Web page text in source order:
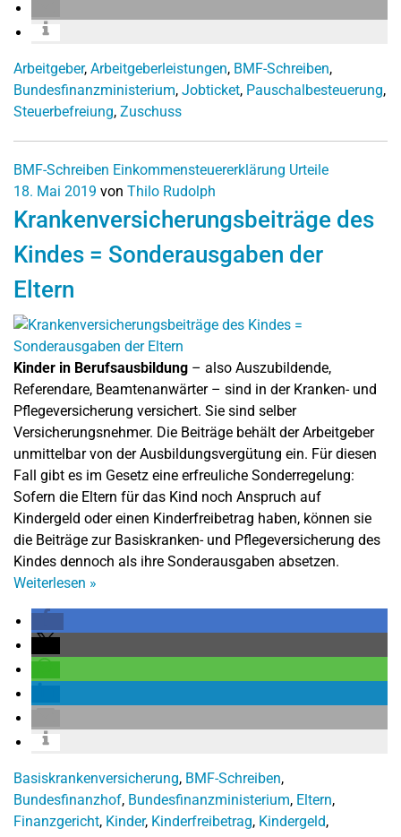
Arbeitgeber, Arbeitgeberleistungen, BMF-Schreiben,
Bundesfinanzministerium, Jobticket, Pauschalbesteuerung,
Steuerbefreiung, Zuschuss
BMF-Schreiben Einkommensteuererklärung Urteile
18. Mai 2019 von Thilo Rudolph
Krankenversicherungsbeiträge des
Kindes = Sonderausgaben der
Eltern
Kinder in Berufsausbildung – also Auszubildende,
Referendare, Beamtenanwärter – sind in der Kranken- und
Pflegeversicherung versichert. Sie sind selber
Versicherungsnehmer. Die Beiträge behält der Arbeitgeber
unmittelbar von der Ausbildungsvergütung ein. Für diesen
Fall gibt es im Gesetz eine erfreuliche Sonderregelung:
Sofern die Eltern für das Kind noch Anspruch auf
Kindergeld oder einen Kinderfreibetrag haben, können sie
die Beiträge zur Basiskranken- und Pflegeversicherung des
Kindes dennoch als ihre Sonderausgaben absetzen.
Weiterlesen »
Basiskrankenversicherung, BMF-Schreiben,
Bundesfinanzhof, Bundesfinanzministerium, Eltern,
Finanzgericht, Kinder, Kinderfreibetrag, Kindergeld,